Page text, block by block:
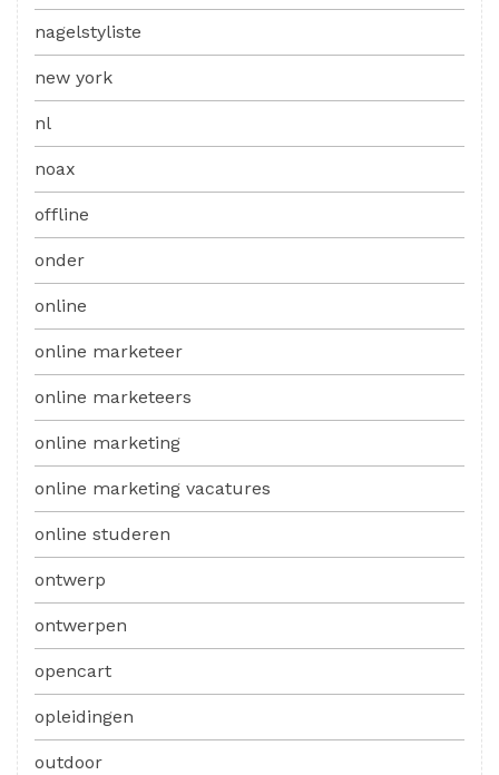
nagelstyliste
new york
nl
noax
offline
onder
online
online marketeer
online marketeers
online marketing
online marketing vacatures
online studeren
ontwerp
ontwerpen
opencart
opleidingen
outdoor